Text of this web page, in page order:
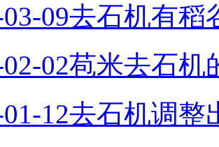
09去石机有稻
02苞米去石机
12去石机调整